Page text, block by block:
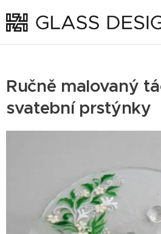
Ručně malovaný
svatební prstýnky